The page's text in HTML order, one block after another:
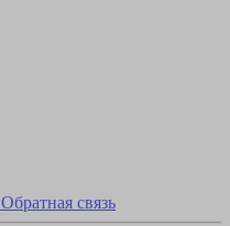
Обратная связь